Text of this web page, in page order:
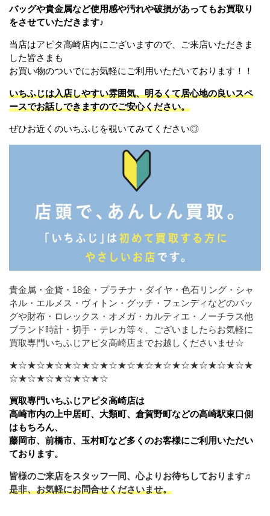
バッグや貴金属など使用感や汚れや破損があってもお買取り
をさせていただきます♪
当店はアピタ高崎店内にございますので、ご来店いただきま
した皆さまも
お買い物のついでにお気軽にご利用いただいております！！
いちふじは入店しやすい雰囲気、明るくて居心地の良いスペ
ースでお話しできますのでご安心ください。
ぜひお近くのいちふじを覗いてみてください◎
貴金属・金貨・18金・プラチナ・ダイヤ・色石リング・シャ
ネル・エルメス・ヴィトン・グッチ・フェンディなどのバッ
グや財布・ロレックス・オメガ・カルティエ・ノーチラス他
ブランド時計・切手・テレカ等々、ございましたらお気軽に
買取専門いちふじアピタ高崎店までお越しくださいませ☆
★☆★☆★☆★☆★☆★☆★☆★☆★☆★☆★☆★☆★☆★
☆★☆★☆★☆★☆★☆
買取専門いちふじアピタ高崎店は
高崎市内の上中居町、大類町、倉賀野町などの高崎駅東口側
はもちろん、
藤岡市、前橋市、玉村町など多くのお客様にご利用いただい
ております。
皆様のご来店をスタッフ一同、心よりお待ちしております♬
是非、お気軽にお問合せくださいませ。